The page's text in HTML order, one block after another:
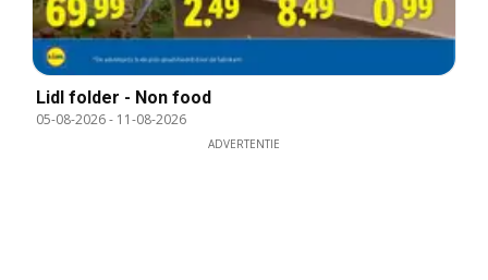
Lidl folder - Non food
05-08-2026- 11-08-2026
ADVERTENTIE